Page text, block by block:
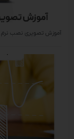
آموزش تصویری نصب نرم